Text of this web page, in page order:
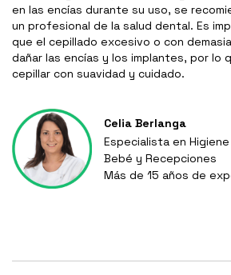
en las encías durante su uso, se
un profesional de la salud dental. Es
que el cepillado excesivo o con
dañar las encías y los implantes, por lo
cepillar con suavidad y cuidado.
Celia Berlanga
Especialista en Higiene
Bebé y Recepciones
Más de 15 años de